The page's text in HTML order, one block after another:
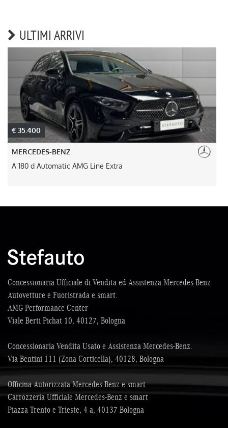
ULTIMI ARRIVI
€ 35.400
MERCEDES-BENZ
A 180 d Automatic AMG Line Extra
Concessionaria Ufficiale di Vendita ed Assistenza Mercedes-Benz
Autovetture e Fuoristrada e smart.
AMG Performance Center
Viale Berti Pichat 10, 40127, Bologna
Concessionaria Vendita Usato e Assistenza Mercedes-Benz.
Via Bentini 111 (Zona Corticella), 40128, Bologna
Officina Autorizzata Mercedes-Benz e smart
Carrozzeria Ufficiale Mercedes-Benz e smart
Piazza Trento e Trieste, 4 a, 40137 Bologna